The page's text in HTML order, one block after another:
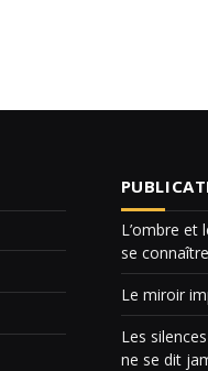
L’ombre et
se connaître
Le miroir
Les
ne se dit